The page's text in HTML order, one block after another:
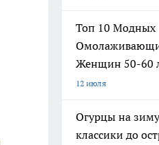
Топ 10 Модных
Женщин 50-60
12 июля
Огурцы на
классики до